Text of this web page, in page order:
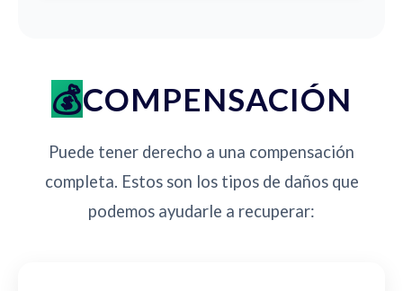
COMPENSACIÓN
Puede tener derecho a una compensación
completa. Estos son los tipos de daños que
podemos ayudarle a recuperar: